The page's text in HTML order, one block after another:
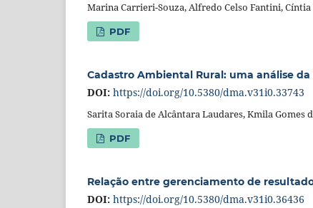
Marina Carrieri-Souza, Alfredo Celso Fantini,
PDF
Cadastro Ambiental Rural: uma análise
DOI: https://doi.org/10.5380/dma.v31i0.33743
Sarita Soraia de Alcântara Laudares, Kmila Gomes
PDF
Relação entre gerenciamento de
DOI: https://doi.org/10.5380/dma.v31i0.36436